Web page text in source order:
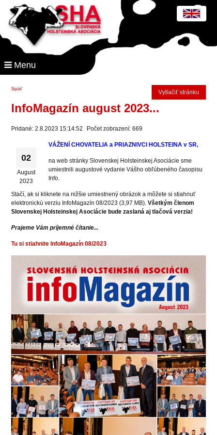
Menu
Späť
Vytlačiť stránku
InfoMagazín august 2023...
Pridané: 2.8.2023 15:14:52 Počet zobrazení: 669
02
August
2023
VÁŽENÍ CHOVATELIA a PRIAZNIVCI HOLSTEINA v SR,
na web stránky Slovenskej Holsteinskej Asociácie sme
umiestnili augustové vydanie Vášho obľúbeného časopisu
Info.
Stačí, ak si kliknete na nižšie umiestnený obrázok a môžete si stiahnuť
elektronickú verziu InfoMagazín 08/2023 (3,97 MB). Všetkým členom
Slovenskej Holsteinskej Asociácie bude zaslaná aj tlačová verzia!
Prajeme Vám príjemné čítanie...
Tu si stiahnite InfoMagazín 08/2023